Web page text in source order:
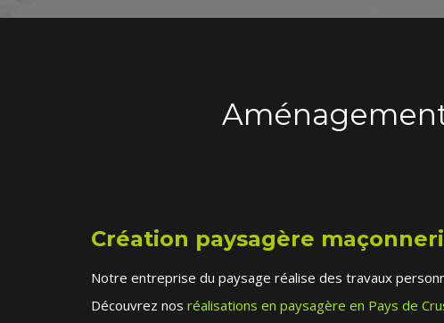
Création paysagère
Notre entreprise du paysage réalise des travaux
Découvrez nos réalisations en paysagère en Pays de